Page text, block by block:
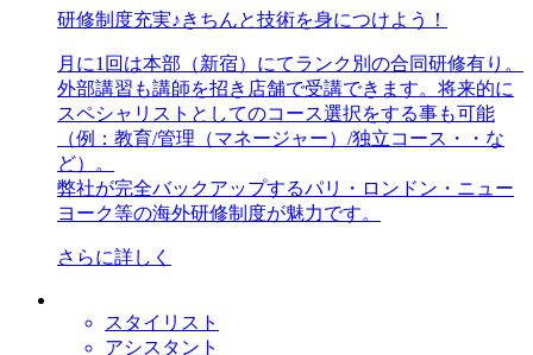
研修制度充実♪きちんと技術を身につけよう！
月に1回は本部（新宿）にてランク別の合同研修有り。
外部講習も講師を招き店舗で受講できます。将来的に
スペシャリストとしてのコース選択をする事も可能
（例：教育/管理（マネージャー）/独立コース・・な
ど）。
弊社が完全バックアップするパリ・ロンドン・ニュー
ヨーク等の海外研修制度が魅力です。
さらに詳しく
スタイリスト
アシスタント